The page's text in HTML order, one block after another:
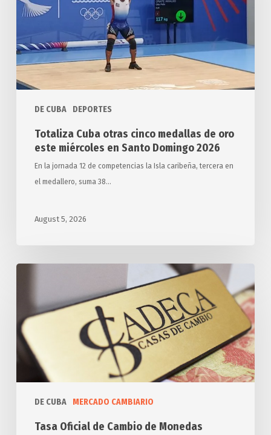
DE CUBA DEPORTES
de
este
miércoles
en
Santo
Domingo
Totaliza Cuba otras cinco medallas de oro
este miércoles en Santo Domingo 2026
En la jornada 12 de competencias la Isla caribeña, tercera en
el medallero, suma 38…
August 5, 2026
DE CUBA MERCADO CAMBIARIO
Cambio
de
Monedas
Tasa Oficial de Cambio de Monedas